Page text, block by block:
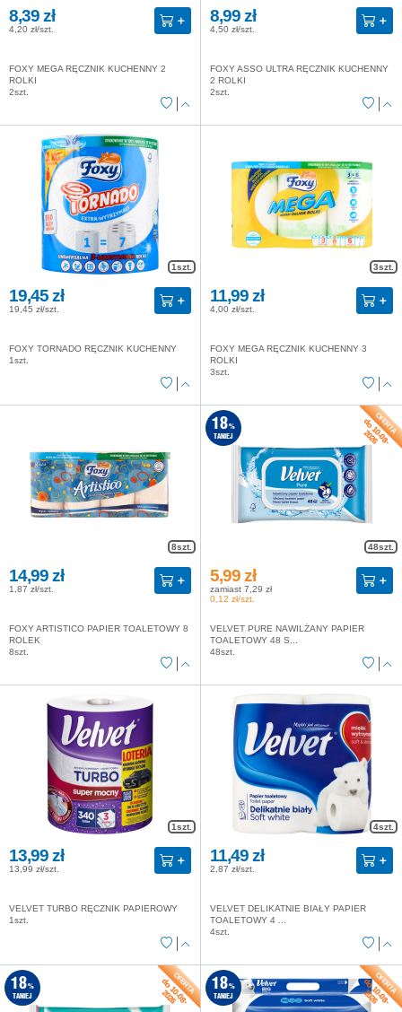
8,39 zł
4,20 zł/szt.
FOXY MEGA RĘCZNIK KUCHENNY 2
ROLKI
2szt.
8,99 zł
4,50 zł/szt.
FOXY ASSO ULTRA RĘCZNIK KUCHENNY
2 ROLKI
2szt.
1szt.
19,45 zł
19,45 zł/szt.
FOXY TORNADO RĘCZNIK KUCHENNY
1szt.
3szt.
11,99 zł
4,00 zł/szt.
FOXY MEGA RĘCZNIK KUCHENNY 3
ROLKI
3szt.
8szt.
14,99 zł
1,87 zł/szt.
FOXY ARTISTICO PAPIER TOALETOWY 8
ROLEK
8szt.
48szt.
do 10-08-
2026
18%
TANIEJ
5,99 zł
zamiast 7,29 zł
0,12 zł/szt.
VELVET PURE NAWILŻANY PAPIER
TOALETOWY 48 S...
48szt.
1szt.
13,99 zł
13,99 zł/szt.
VELVET TURBO RĘCZNIK PAPIEROWY
1szt.
4szt.
11,49 zł
2,87 zł/szt.
VELVET DELIKATNIE BIAŁY PAPIER
TOALETOWY 4 ...
4szt.
do 10-08-
2026
18%
TANIEJ
do 10-08-
2026
18%
TANIEJ